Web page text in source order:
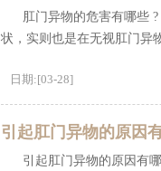
肛门异物的危害有哪些
状，实则也是在无视肛门异
日期:[03-28]
引起肛门异物的原因
引起肛门异物的原因有